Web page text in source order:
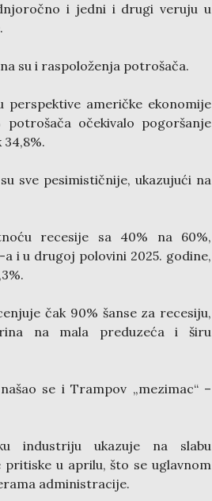
i jedni i drugi veruju u
su i raspoloženja potrošača.
perspektive američke ekonomije
očekivalo pogoršanje
34,8%.
sve pesimističnije, ukazujući na
recesije sa 40% na 60%,
i u drugoj polovini 2025. godine,
čak 90% šanse za recesiju,
na mala preduzeća i širu
se i Trampov „mezimac“ –
industriju ukazuje na slabu
u aprilu, što se uglavnom
administracije.